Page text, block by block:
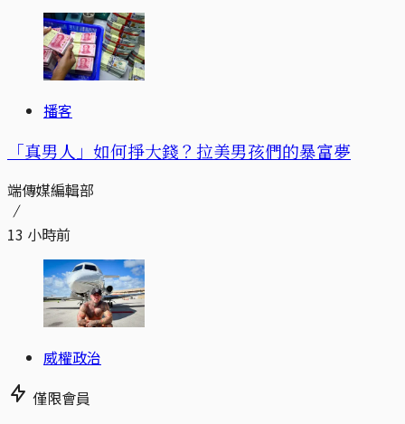
播客
「真男人」如何掙大錢？拉美男孩們的暴富夢
端傳媒編輯部
13 小時前
威權政治
僅限會員